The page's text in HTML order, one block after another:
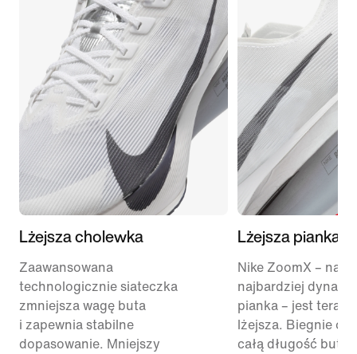
Lżejsza cholewka
Zaawansowana
technologicznie siateczka
zmniejsza wagę buta
i zapewnia stabilne
dopasowanie. Mniejszy
Lżejsza pianka
Nike ZoomX –
najbardziej
pianka – jest teraz
lżejsza. Biegnie
całą długość buta,